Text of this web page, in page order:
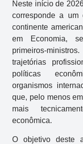
Neste início de
corresponde a
continente
em Economia,
primeiros-
trajetórias
políticas
organismos
que, pelo menos
mais
econômica.
O objetivo deste